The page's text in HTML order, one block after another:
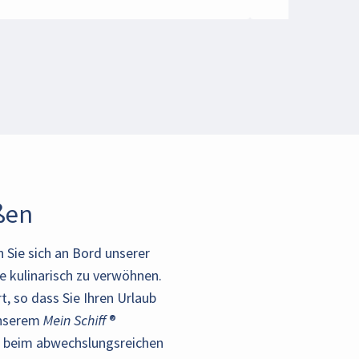
sich an Bord unserer
kulinarisch zu verwöhnen.
so dass Sie Ihren Urlaub
Mein Schiff ®
abwechslungsreichen